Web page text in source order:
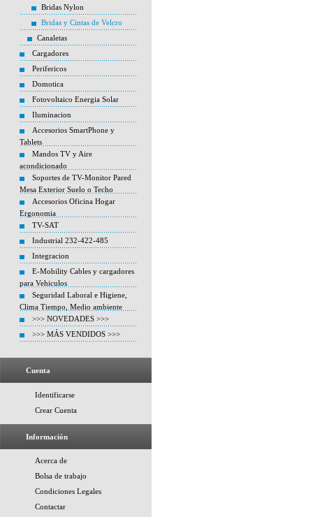
Bridas Nylon
Bridas y Cintas de Velcro
Canaletas
Cargadores
Perifericos
Domotica
Fotovoltaico Energia Solar
Iluminacion
Accesorios SmartPhone y
Tablets
Mandos TV y Aire
acondicionado
Soportes de TV-Monitor Pared
Mesa Exterior Suelo o Techo
Accesorios Oficina Hogar
Ergonomia
TV-SAT
Industrial 232-422-485
Integracion
E-Mobility Cables y cargadores
para Vehiculos
Seguridad Laboral e Higiene,
Clima Tiempo, Medio ambiente
>>> NOVEDADES >>>
>>> MÁS VENDIDOS >>>
Cuenta
Identificarse
Crear Cuenta
Información
Acerca de
Bolsa de trabajo
Condiciones Legales
Contactar